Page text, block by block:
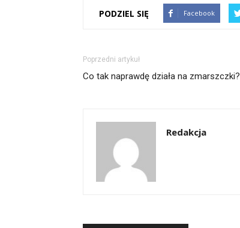
PODZIEL SIĘ Facebook
Poprzedni artykuł
Co tak naprawdę działa na zmarszczki?
Redakcja